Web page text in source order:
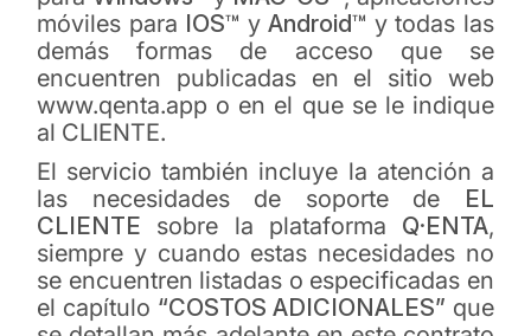
móviles para IOS™ yAndroid™ y todas las
demás formas de acceso que se
encuentren publicadas en el sitio web
www.qenta.app o en el que se le indique
al CLIENTE.
El servicio también incluye la atención a
las necesidades de soporte de EL
CLIENTE sobre la plataforma Q·ENTA,
siempre y cuando estas necesidades no
se encuentren listadas o especificadas en
el capítulo “COSTOS ADICIONALES” que